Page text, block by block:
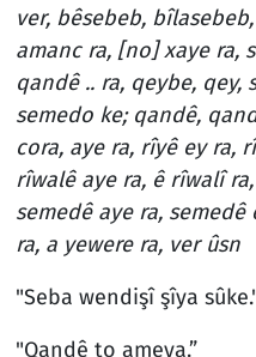
ver, bêsebeb,
amanc ra, [no] xaye ra,
qandê .. ra, qeybe, qey,
semedo ke; qandê,
cora, aye ra, rîyê ey ra,
rîwalê aye ra, ê rîwalî
semedê aye ra,
ra, a yewere ra, ver ûsn
"Seba wendişî şîya
"Qandê to ameya.”